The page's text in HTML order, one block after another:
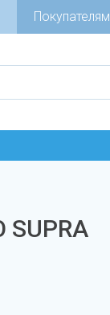
Покупателям
SUPRA